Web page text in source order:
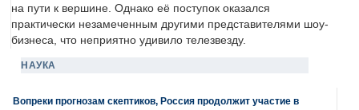
на пути к вершине. Однако её поступок оказался
практически незамеченным другими представителями шоу-
бизнеса, что неприятно удивило телезвезду.
НАУКА
Вопреки прогнозам скептиков, Россия продолжит участие в